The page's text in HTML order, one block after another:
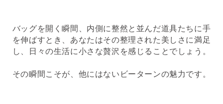
バッグを開く瞬間、内側に整然と並んだ道具たちに手
を伸ばすとき、あなたはその整理された美しさに満足
し、日々の生活に小さな贅沢を感じることでしょう。
その瞬間こそが、他にはないビーターンの魅力です。